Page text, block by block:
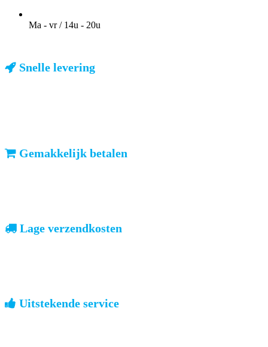
Ma - vr / 14u - 20u
Snelle levering
Gemakkelijk betalen
Lage verzendkosten
Uitstekende service